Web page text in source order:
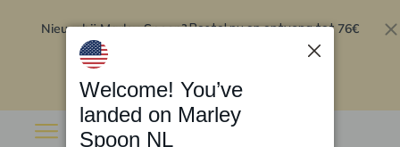
Nieuw bij Marley Spoon?Bestel nu en ontvang tot 76€
Welcome! You’ve
landed on Marley
Spoon NL